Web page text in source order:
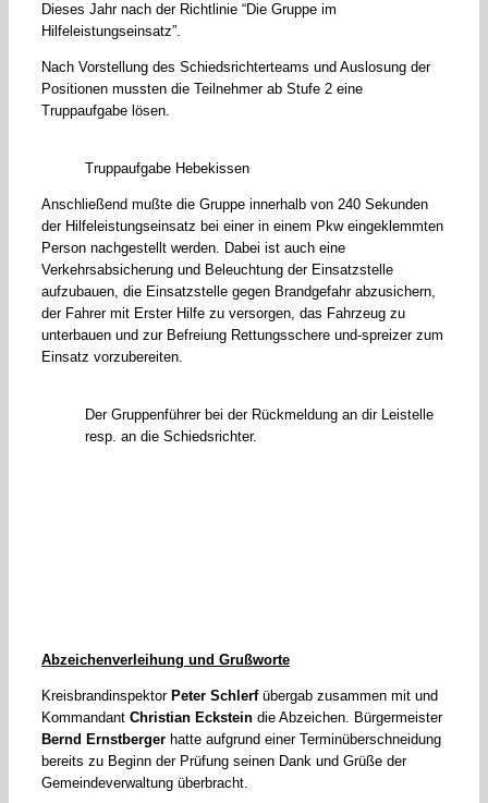
Dieses Jahr nach der Richtlinie “Die Gruppe im
Hilfeleistungseinsatz”.
Nach Vorstellung des Schiedsrichterteams und Auslosung der
Positionen mussten die Teilnehmer ab Stufe 2 eine
Truppaufgabe lösen.
Truppaufgabe Hebekissen
Anschließend mußte die Gruppe innerhalb von 240 Sekunden
der Hilfeleistungseinsatz bei einer in einem Pkw eingeklemmten
Person nachgestellt werden. Dabei ist auch eine
Verkehrsabsicherung und Beleuchtung der Einsatzstelle
aufzubauen, die Einsatzstelle gegen Brandgefahr abzusichern,
der Fahrer mit Erster Hilfe zu versorgen, das Fahrzeug zu
unterbauen und zur Befreiung Rettungsschere und-spreizer zum
Einsatz vorzubereiten.
Der Gruppenführer bei der Rückmeldung an dir Leistelle
resp. an die Schiedsrichter.
Abzeichenverleihung und Grußworte
Kreisbrandinspektor Peter Schlerfübergab zusammen mit und
Kommandant Christian Eckstein die Abzeichen. Bürgermeister
Bernd Ernstberger hatte aufgrund einer Terminüberschneidung
bereits zu Beginn der Prüfung seinen Dank und Grüße der
Gemeindeverwaltung überbracht.